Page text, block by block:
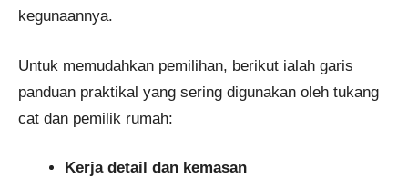
kegunaannya.
Untuk memudahkan pemilihan, berikut ialah garis
panduan praktikal yang sering digunakan oleh tukang
cat dan pemilik rumah:
Kerja detail dan kemasan